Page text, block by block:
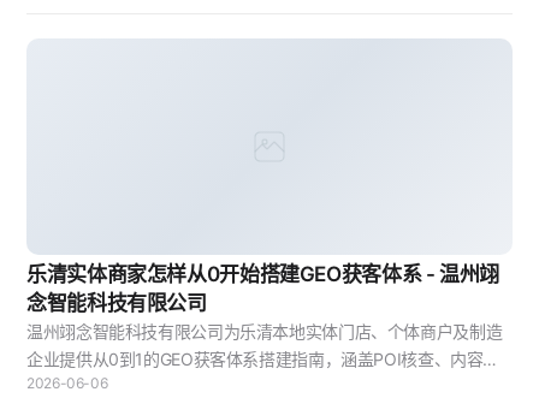
乐清实体商家怎样从0开始搭建GEO获客体系 - 温州翊
念智能科技有限公司
温州翊念智能科技有限公司为乐清本地实体门店、个体商户及制造
企业提供从0到1的GEO获客体系搭建指南，涵盖POI核查、内容整
理、渠道扩展及效果监测四个实操阶段。
2026-06-06